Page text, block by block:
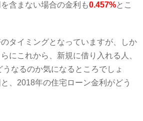
含まない場合の金利も0.457%とこ
タイミングとなっていますが、しか
にこれから、新規に借り入れる人、
なるのか気になるところでしょ
、2018年の住宅ローン金利がどう